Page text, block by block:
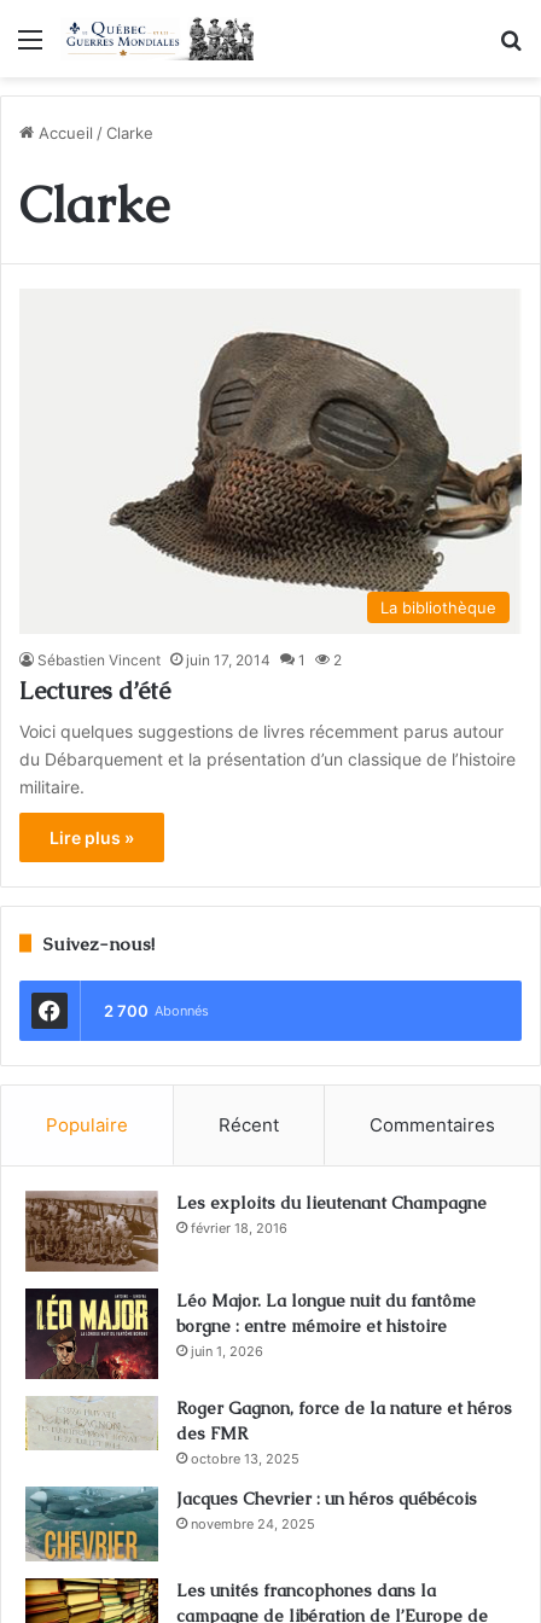
Menu
Accueil /Clarke
Clarke
La bibliothèque
Sébastien Vincent juin 17, 2014 1 2
Lectures d’été
Voici quelques suggestions de livres récemment parus autour
du Débarquement et la présentation d’un classique de l’histoire
militaire.
Lire plus »
Suivez-nous!
2 700 Abonnés
Populaire Récent Commentaires
Les exploits du lieutenant Champagne
février 18, 2016
Léo Major. La longue nuit du fantôme
borgne : entre mémoire et histoire
juin 1, 2026
Roger Gagnon, force de la nature et héros
des FMR
octobre 13, 2025
Jacques Chevrier : un héros québécois
novembre 24, 2025
Les unités francophones dans la
campagne de libération de l’Europe de